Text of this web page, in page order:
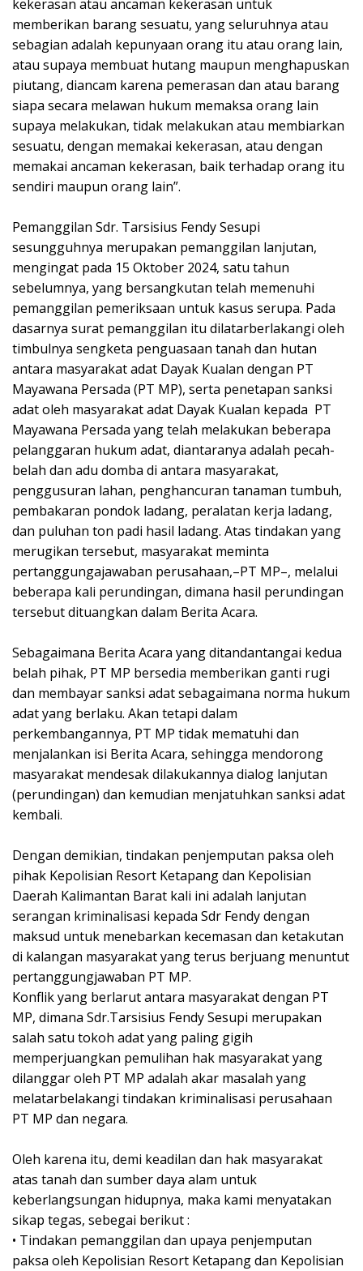
kekerasan atau ancaman kekerasan untuk
memberikan barang sesuatu, yang seluruhnya atau
sebagian adalah kepunyaan orang itu atau orang lain,
atau supaya membuat hutang maupun menghapuskan
piutang, diancam karena pemerasan dan atau barang
siapa secara melawan hukum memaksa orang lain
supaya melakukan, tidak melakukan atau membiarkan
sesuatu, dengan memakai kekerasan, atau dengan
memakai ancaman kekerasan, baik terhadap orang itu
sendiri maupun orang lain”.
Pemanggilan Sdr. Tarsisius Fendy Sesupi
sesungguhnya merupakan pemanggilan lanjutan,
mengingat pada 15 Oktober 2024, satu tahun
sebelumnya, yang bersangkutan telah memenuhi
pemanggilan pemeriksaan untuk kasus serupa. Pada
dasarnya surat pemanggilan itu dilatarberlakangi oleh
timbulnya sengketa penguasaan tanah dan hutan
antara masyarakat adat Dayak Kualan dengan PT
Mayawana Persada (PT MP), serta penetapan sanksi
adat oleh masyarakat adat Dayak Kualan kepada PT
Mayawana Persada yang telah melakukan beberapa
pelanggaran hukum adat, diantaranya adalah pecah-
belah dan adu domba di antara masyarakat,
penggusuran lahan, penghancuran tanaman tumbuh,
pembakaran pondok ladang, peralatan kerja ladang,
dan puluhan ton padi hasil ladang. Atas tindakan yang
merugikan tersebut, masyarakat meminta
pertanggungajawaban perusahaan,–PT MP–, melalui
beberapa kali perundingan, dimana hasil perundingan
tersebut dituangkan dalam Berita Acara.
Sebagaimana Berita Acara yang ditandantangai kedua
belah pihak, PT MP bersedia memberikan ganti rugi
dan membayar sanksi adat sebagaimana norma hukum
adat yang berlaku. Akan tetapi dalam
perkembangannya, PT MP tidak mematuhi dan
menjalankan isi Berita Acara, sehingga mendorong
masyarakat mendesak dilakukannya dialog lanjutan
(perundingan) dan kemudian menjatuhkan sanksi adat
kembali.
Dengan demikian, tindakan penjemputan paksa oleh
pihak Kepolisian Resort Ketapang dan Kepolisian
Daerah Kalimantan Barat kali ini adalah lanjutan
serangan kriminalisasi kepada Sdr Fendy dengan
maksud untuk menebarkan kecemasan dan ketakutan
di kalangan masyarakat yang terus berjuang menuntut
pertanggungjawaban PT MP.
Konflik yang berlarut antara masyarakat dengan PT
MP, dimana Sdr.Tarsisius Fendy Sesupi merupakan
salah satu tokoh adat yang paling gigih
memperjuangkan pemulihan hak masyarakat yang
dilanggar oleh PT MP adalah akar masalah yang
melatarbelakangi tindakan kriminalisasi perusahaan
PT MP dan negara.
Oleh karena itu, demi keadilan dan hak masyarakat
atas tanah dan sumber daya alam untuk
keberlangsungan hidupnya, maka kami menyatakan
sikap tegas, sebegai berikut :
• Tindakan pemanggilan dan upaya penjemputan
paksa oleh Kepolisian Resort Ketapang dan Kepolisian